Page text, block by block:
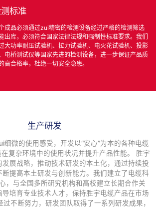
标准
成品必须通过zui精密的检测设备经过严格的检测筛选
出库，必须符合国家法律法规和强制性标准要求。我们
大功率耐压试验机、拉力试验机、电火花试验机、投影
电桥测试仪等国家先进的检测设备，进一步保证产品质
高合格率，杜绝一切安全隐患。
生产研发
细微的使用感受，开发以“安心”为本的各种电缆
复杂环境中的使用状况并提升产品性能。 胜宇
发展战略，推动技术研发的本土化，通过持续投
断提高本土研发与创新能力。我们建立了电缆科
，与全国多所研究机构和高校建立长期合作关
导培育专业技术人才，保持胜宇电缆产品在市场
不断努力，研发团队取得了一系列研发成果，